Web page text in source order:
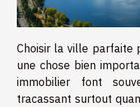
Choisir la ville parfaite
une chose bien
immobilier font
tracassant surtout